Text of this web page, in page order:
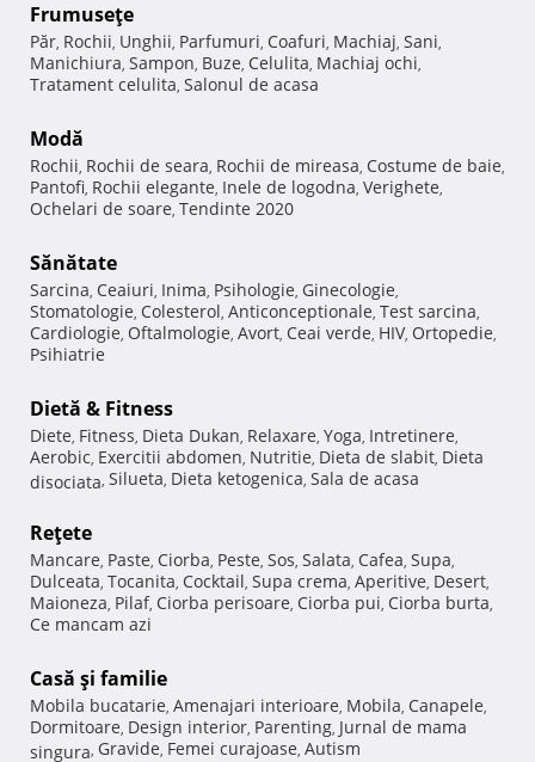
Frumuseţe
Păr, Rochii, Unghii, Parfumuri, Coafuri, Machiaj, Sani,
Manichiura, Sampon, Buze, Celulita, Machiaj ochi,
Tratament celulita, Salonul de acasa
Modă
Rochii, Rochii de seara, Rochii de mireasa, Costume de baie,
Pantofi, Rochii elegante, Inele de logodna, Verighete,
Ochelari de soare, Tendinte 2020
Sănătate
Sarcina, Ceaiuri, Inima, Psihologie, Ginecologie,
Stomatologie, Colesterol, Anticonceptionale, Test sarcina,
Cardiologie, Oftalmologie, Avort, Ceai verde, HIV, Ortopedie,
Psihiatrie
Dietă & Fitness
Diete, Fitness, Dieta Dukan, Relaxare, Yoga, Intretinere,
Aerobic, Exercitii abdomen, Nutritie, Dieta de slabit, Dieta
disociata, Silueta, Dieta ketogenica, Sala de acasa
Reţete
Mancare, Paste, Ciorba, Peste, Sos, Salata, Cafea, Supa,
Dulceata, Tocanita, Cocktail, Supa crema, Aperitive, Desert,
Maioneza, Pilaf, Ciorba perisoare, Ciorba pui, Ciorba burta,
Ce mancam azi
Casă şi familie
Mobila bucatarie, Amenajari interioare, Mobila, Canapele,
Dormitoare, Design interior, Parenting, Jurnal de mama
singura, Gravide, Femei curajoase, Autism